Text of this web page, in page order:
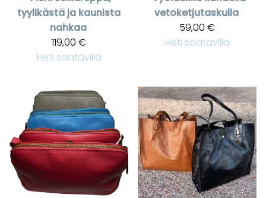
tyylikästä ja kaunista
nahkaa
119,00 €
Heti saatavilla
vetoketjutaskulla
59,00 €
Heti saatavilla